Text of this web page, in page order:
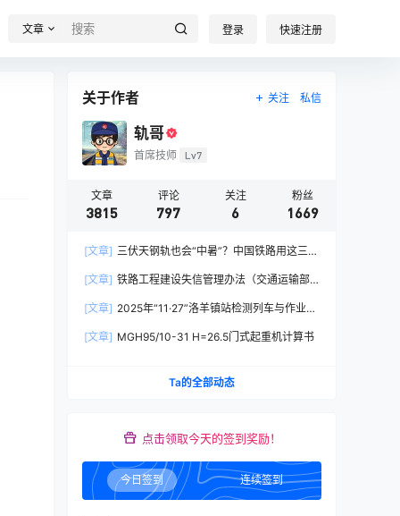
文章 登录 快速注册
关于作者 关注 私信
轨哥
首席技师 Lv7
文章
3815
评论
797
关注
6
粉丝
1669
[文章] 三伏天钢轨也会“中暑”？中国铁路用这三招
[文章] 铁路工程建设失信管理办法（交通运输部
[文章] 2025年“11·27”洛羊镇站检测列车与作业人
[文章] MGH95/10-31 H=26.5门式起重机计算书
Ta的全部动态
点击领取今天的签到奖励！
今日签到 连续签到